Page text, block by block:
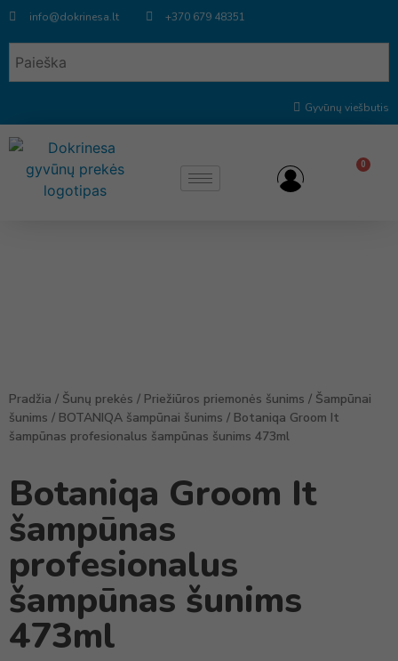
info@dokrinesa.lt +370 679 48351
Gyvūnų viešbutis
0
Pradžia / Šunų prekės / Priežiūros priemonės šunims / Šampūnai
šunims / BOTANIQA šampūnai šunims / Botaniqa Groom It
šampūnas profesionalus šampūnas šunims 473ml
Botaniqa Groom It
šampūnas
profesionalus
šampūnas šunims
473ml